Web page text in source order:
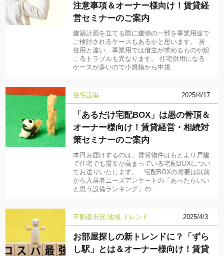
注意事項＆オーナー様向け！賃貸経
営セミナーのご案内
建築計画を立てる際に建物の一部を事業用途で
ご検討されるケースもあるかと思います。 居
住用と違い、事業用では借主が求めるものや起
こるトラブルも異なります。 住宅併用になる
ケースが多いので小規模から中規…
住宅設備 2025/4/17
「あるだけ宅配BOX」は愚の骨頂＆
オーナー様向け！賃貸経営・相続対
策セミナーのご案内
本日お届けするのは、賃貸物件はもとより戸建
て住宅でも需要が高まっている宅配BOXについ
てお送りいたします。 宅配BOXの需要は以前
から入居者ニーズアンケートの「あったらいい
と思う設備ランキング」の…
不動産市況 地域 トレンド 2025/4/3
お部屋探しの新トレンドに？「ずら
し駅」とは＆オーナー様向け！賃貸